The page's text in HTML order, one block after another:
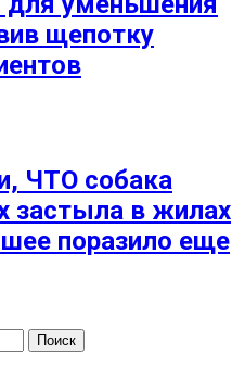
щепотку
ЧТО собака
застыла в жилах
поразило еще